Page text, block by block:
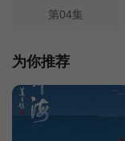
第04集
第07集
第10集
为你推荐